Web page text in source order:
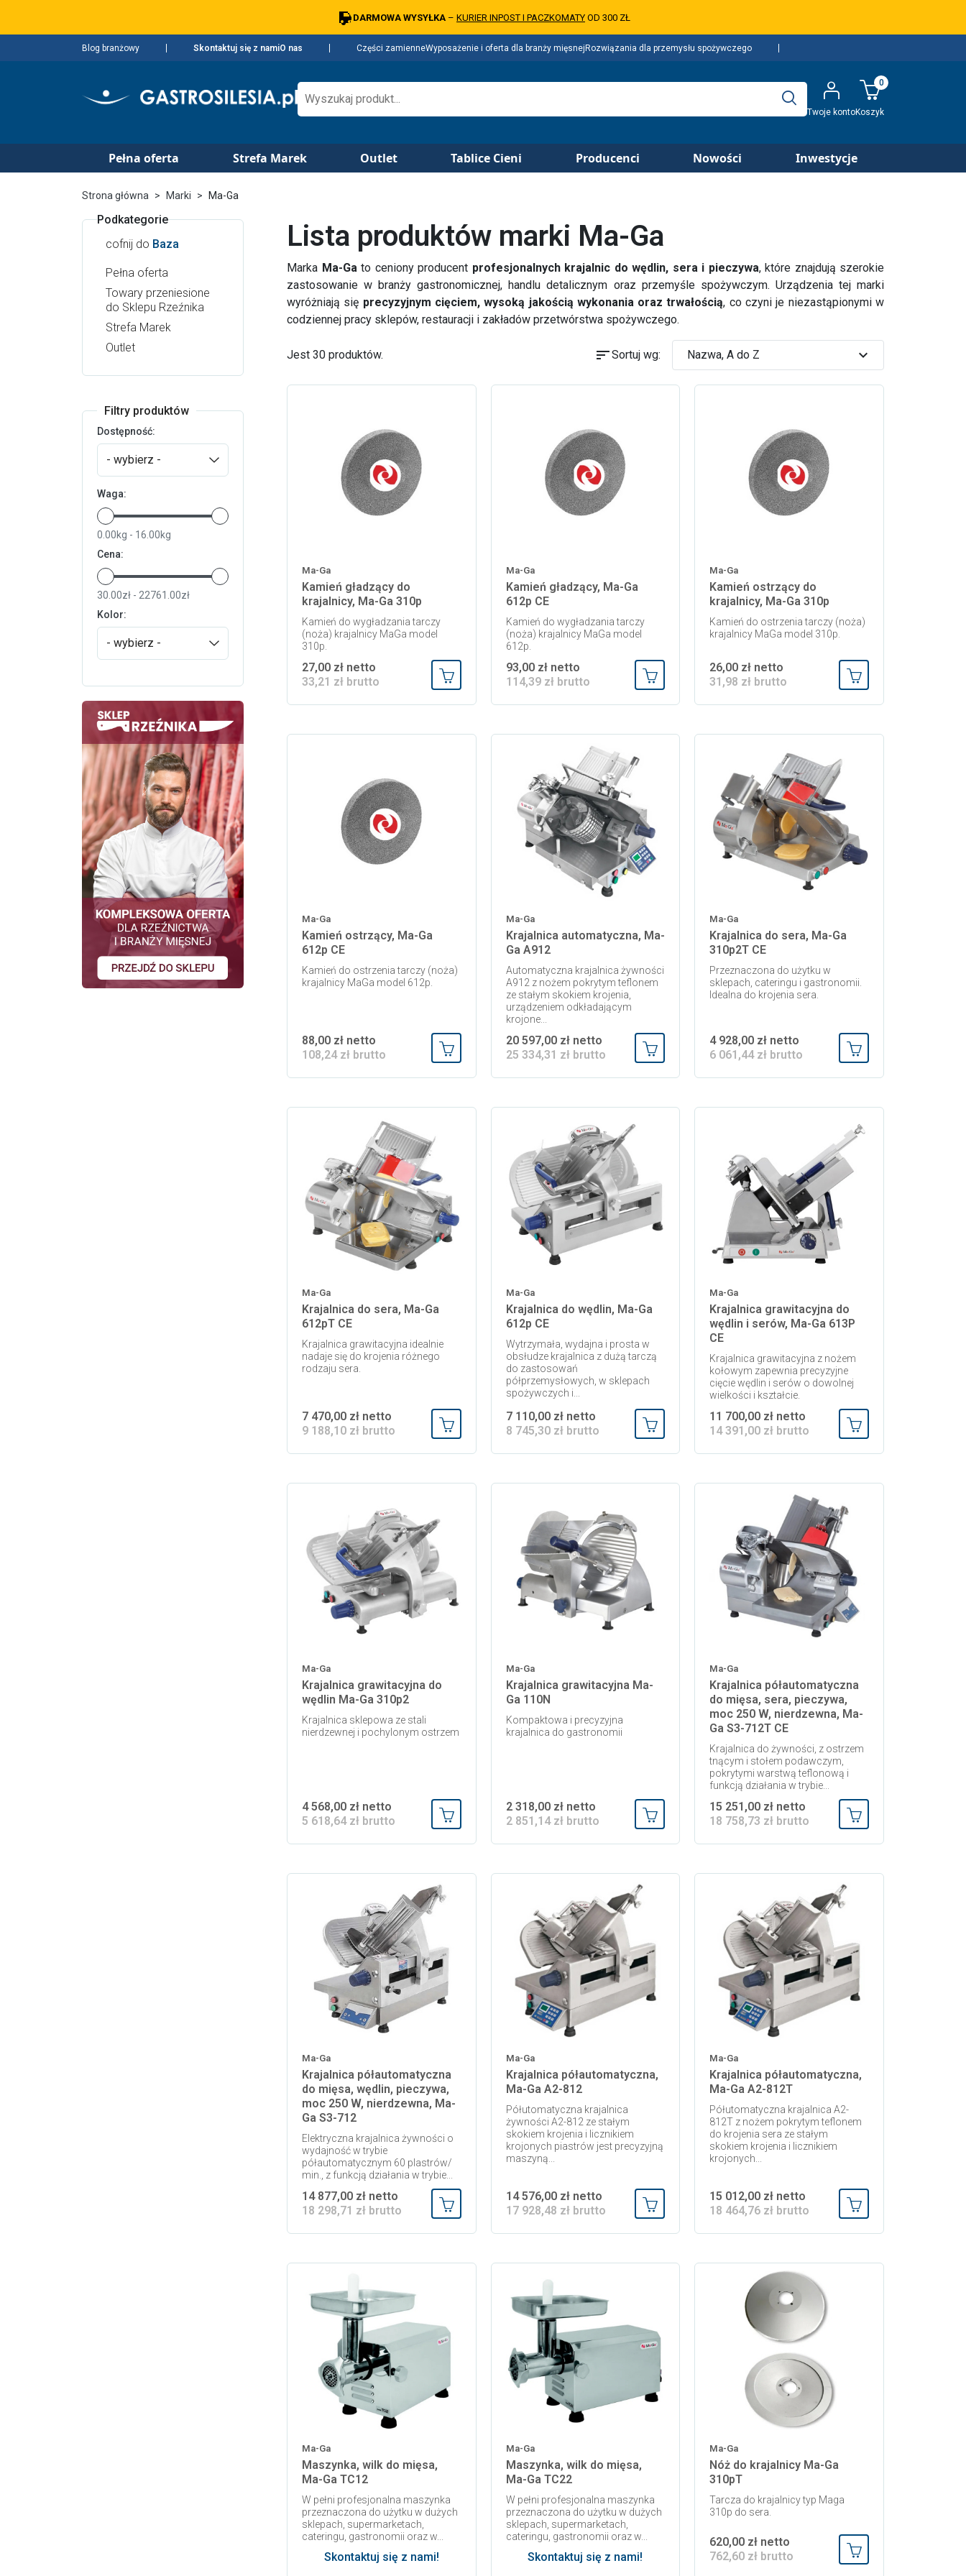
DARMOWA WYSYŁKA – KURIER INPOST I PACZKOMATY OD 300 ZŁ
Blog branżowy Skontaktuj się z namiO nas Części zamienneWyposażenie i oferta dla branży mięsnejRozwiązania dla przemysłu spożywczego
Twoje kontoKoszyk
0
Pełna oferta Strefa Marek Outlet Tablice Cieni Producenci Nowości Inwestycje
Strona główna Marki Ma-Ga
Podkategorie
cofnij do Baza
Pełna oferta
Towary przeniesione
do Sklepu Rzeźnika
Strefa Marek
Outlet
Filtry produktów
Dostępność:
- wybierz -
Waga:
0.00kg - 16.00kg
Cena:
30.00zł - 22761.00zł
Kolor:
- wybierz -
Lista produktów marki Ma-Ga
Marka Ma-Gato ceniony producent profesjonalnych krajalnic do wędlin, sera i pieczywa, które znajdują szerokie
zastosowanie w branży gastronomicznej, handlu detalicznym oraz przemyśle spożywczym. Urządzenia tej marki
wyróżniają się precyzyjnym cięciem, wysoką jakością wykonania oraz trwałością, co czyni je niezastąpionymi w
codziennej pracy sklepów, restauracji i zakładów przetwórstwa spożywczego.
Jest 30 produktów. sortSortuj wg: Nazwa, A do Z expand_more
Ma-Ga
Kamień gładzący do
krajalnicy, Ma-Ga 310p
Kamień do wygładzania tarczy
(noża) krajalnicy MaGa model
310p.
27,00 zł netto
33,21 zł brutto
Ma-Ga
Kamień gładzący, Ma-Ga
612p CE
Kamień do wygładzania tarczy
(noża) krajalnicy MaGa model
612p.
93,00 zł netto
114,39 zł brutto
Ma-Ga
Kamień ostrzący do
krajalnicy, Ma-Ga 310p
Kamień do ostrzenia tarczy (noża)
krajalnicy MaGa model 310p.
26,00 zł netto
31,98 zł brutto
Ma-Ga
Kamień ostrzący, Ma-Ga
612p CE
Kamień do ostrzenia tarczy (noża)
krajalnicy MaGa model 612p.
88,00 zł netto
108,24 zł brutto
Ma-Ga
Krajalnica automatyczna, Ma-
Ga A912
Automatyczna krajalnica żywności
A912 z nożem pokrytym teflonem
ze stałym skokiem krojenia,
urządzeniem odkładającym
krojone...
20 597,00 zł netto
25 334,31 zł brutto
Ma-Ga
Krajalnica do sera, Ma-Ga
310p2T CE
Przeznaczona do użytku w
sklepach, cateringu i gastronomii.
Idealna do krojenia sera.
4 928,00 zł netto
6 061,44 zł brutto
Ma-Ga
Krajalnica do sera, Ma-Ga
612pT CE
Krajalnica grawitacyjna idealnie
nadaje się do krojenia różnego
rodzaju sera.
7 470,00 zł netto
9 188,10 zł brutto
Ma-Ga
Krajalnica do wędlin, Ma-Ga
612p CE
Wytrzymała, wydajna i prosta w
obsłudze krajalnica z dużą tarczą
do zastosowań
półprzemysłowych, w sklepach
spożywczych i...
7 110,00 zł netto
8 745,30 zł brutto
Ma-Ga
Krajalnica grawitacyjna do
wędlin i serów, Ma-Ga 613P
CE
Krajalnica grawitacyjna z nożem
kołowym zapewnia precyzyjne
cięcie wędlin i serów o dowolnej
wielkości i kształcie.
11 700,00 zł netto
14 391,00 zł brutto
Ma-Ga
Krajalnica grawitacyjna do
wędlin Ma-Ga 310p2
Krajalnica sklepowa ze stali
nierdzewnej i pochylonym ostrzem
4 568,00 zł netto
5 618,64 zł brutto
Ma-Ga
Krajalnica grawitacyjna Ma-
Ga 110N
Kompaktowa i precyzyjna
krajalnica do gastronomii
2 318,00 zł netto
2 851,14 zł brutto
Ma-Ga
Krajalnica półautomatyczna
do mięsa, sera, pieczywa,
moc 250 W, nierdzewna, Ma-
Ga S3-712T CE
Krajalnica do żywności, z ostrzem
tnącym i stołem podawczym,
pokrytymi warstwą teflonową i
funkcją działania w trybie...
15 251,00 zł netto
18 758,73 zł brutto
Ma-Ga
Krajalnica półautomatyczna
do mięsa, wędlin, pieczywa,
moc 250 W, nierdzewna, Ma-
Ga S3-712
Elektryczna krajalnica żywności o
wydajność w trybie
półautomatycznym 60 plastrów/
min., z funkcją działania w trybie...
14 877,00 zł netto
18 298,71 zł brutto
Ma-Ga
Krajalnica półautomatyczna,
Ma-Ga A2-812
Półutomatyczna krajalnica
żywności A2-812 ze stałym
skokiem krojenia i licznikiem
krojonych piastrów jest precyzyjną
maszyną...
14 576,00 zł netto
17 928,48 zł brutto
Ma-Ga
Krajalnica półautomatyczna,
Ma-Ga A2-812T
Półutomatyczna krajalnica A2-
812T z nożem pokrytym teflonem
do krojenia sera ze stałym
skokiem krojenia i licznikiem
krojonych...
15 012,00 zł netto
18 464,76 zł brutto
Ma-Ga
Maszynka, wilk do mięsa,
Ma-Ga TC12
W pełni profesjonalna maszynka
przeznaczona do użytku w dużych
sklepach, supermarketach,
cateringu, gastronomii oraz w...
Skontaktuj się z nami!
Ma-Ga
Maszynka, wilk do mięsa,
Ma-Ga TC22
W pełni profesjonalna maszynka
przeznaczona do użytku w dużych
sklepach, supermarketach,
cateringu, gastronomii oraz w...
Skontaktuj się z nami!
Ma-Ga
Nóż do krajalnicy Ma-Ga
310pT
Tarcza do krajalnicy typ Maga
310p do sera.
620,00 zł netto
762,60 zł brutto